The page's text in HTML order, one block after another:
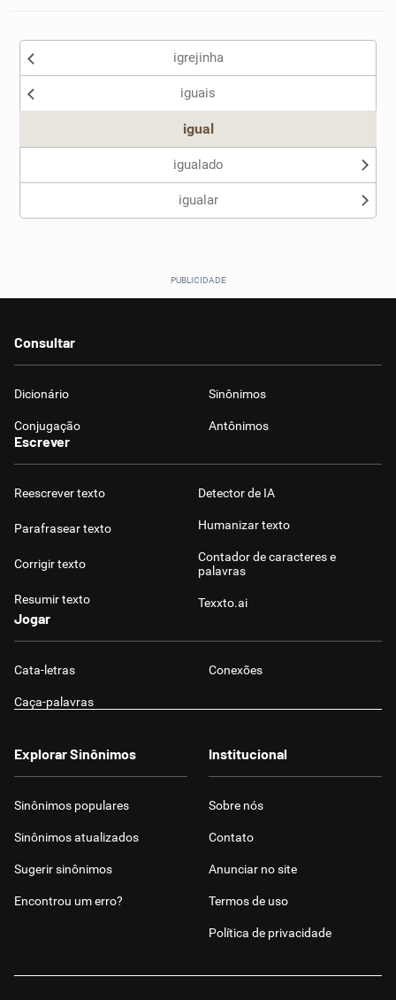
igrejinha
iguais
igual
igualado
igualar
Consultar
Dicionário Sinônimos
Conjugação Antônimos
Escrever
Reescrever texto
Parafrasear texto
Corrigir texto
Resumir texto
Detector de IA
Humanizar texto
Contador de caracteres e
palavras
Texxto.ai
Jogar
Cata-letras Conexões
Caça-palavras
Explorar Sinônimos
Sinônimos populares
Sinônimos atualizados
Sugerir sinônimos
Encontrou um erro?
Institucional
Sobre nós
Contato
Anunciar no site
Termos de uso
Política de privacidade